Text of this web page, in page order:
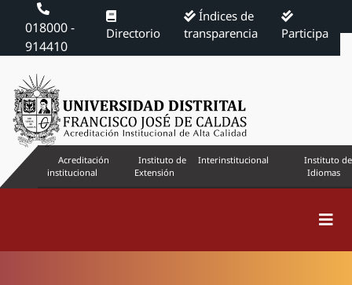
018000 -
914410
Directorio
Índices de
transparencia
Participa
Acreditación
institucional
Instituto de
Extensión
Interinstitucional
Instituto de
Idiomas